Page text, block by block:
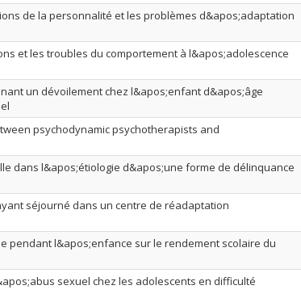
de la personnalité et les problèmes d&apos;adaptation
et les troubles du comportement à l&apos;adolescence
un dévoilement chez l&apos;enfant d&apos;âge
psychodynamic psychotherapists and
dans l&apos;étiologie d&apos;une forme de délinquance
séjourné dans un centre de réadaptation
pendant l&apos;enfance sur le rendement scolaire du
sexuel chez les adolescents en difficulté